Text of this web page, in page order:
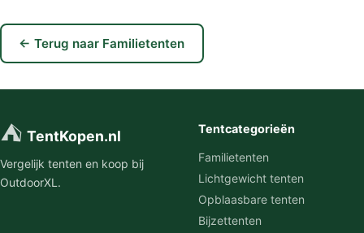
← Terug naar Familietenten
⛺ TentKopen.nl
Vergelijk tenten en koop bij
OutdoorXL.
Tentcategorieën
Familietenten
Lichtgewicht tenten
Opblaasbare tenten
Bijzettenten